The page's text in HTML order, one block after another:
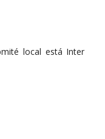
local está Inter